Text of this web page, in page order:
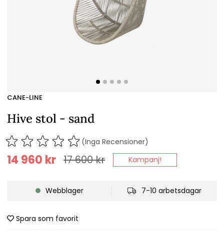
CANE-LINE
Hive stol - sand
(Inga Recensioner)
17 600kr
14 960 kr Kampanj!
Webblager 7-10 arbetsdagar
Spara som favorit